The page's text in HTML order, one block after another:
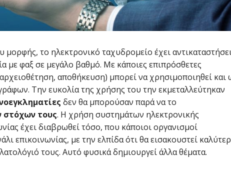
το ηλεκτρονικό ταχυδρομείο έχει
με φαξ σε μεγάλο βαθμό. Με κάποιες επιπρόσθετες
αποθήκευση) μπορεί να χρησιμοποιηθεί και
Την ευκολία της χρήσης του την εκμεταλλεύτηκαν
δεν θα μπορούσαν παρά να το
στόχων τους. Η χρήση συστημάτων ηλεκτρονικής
έχει διαβρωθεί τόσο, που κάποιοι οργανισμοί
επικοινωνίας, με την ελπίδα ότι θα εισακουστεί
τους. Αυτό φυσικά δημιουργεί άλλα θέματα.